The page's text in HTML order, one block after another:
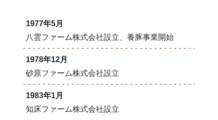
1977年5月
八雲ファーム株式会社設立、養豚事業開始
1978年12月
砂原ファーム株式会社設立
1983年1月
知床ファーム株式会社設立